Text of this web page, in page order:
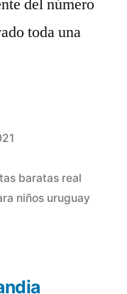
del número
toda una
baratas real
niños uruguay